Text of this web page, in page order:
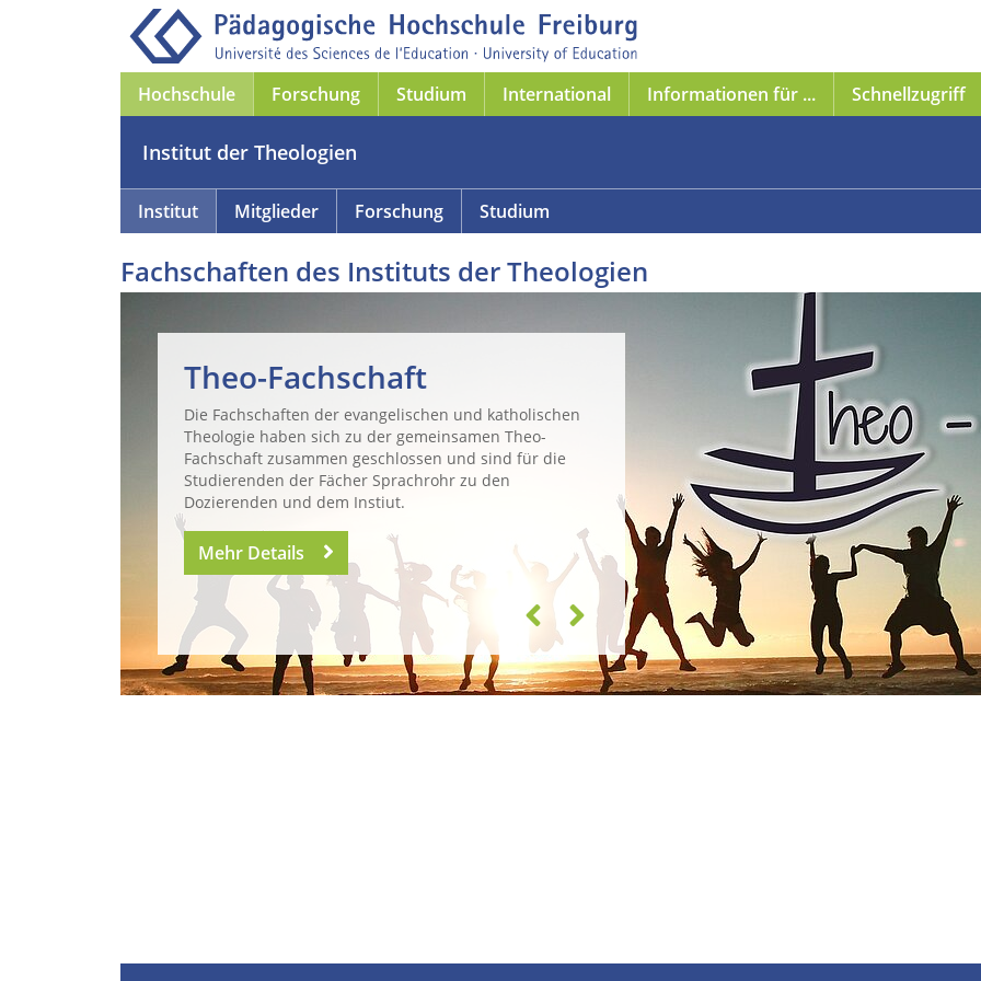
Hochschule Forschung Studium International Informationen für ... Schnellzugriff
Institut der Theologien
Institut Mitglieder Forschung Studium
Fachschaften des Instituts der Theologien
Theo-Fachschaft
Die Fachschaften der evangelischen und katholischen
Theologie haben sich zu der gemeinsamen Theo-
Fachschaft zusammen geschlossen und sind für die
Studierenden der Fächer Sprachrohr zu den
Dozierenden und dem Instiut.
Mehr Details
zurück
vor